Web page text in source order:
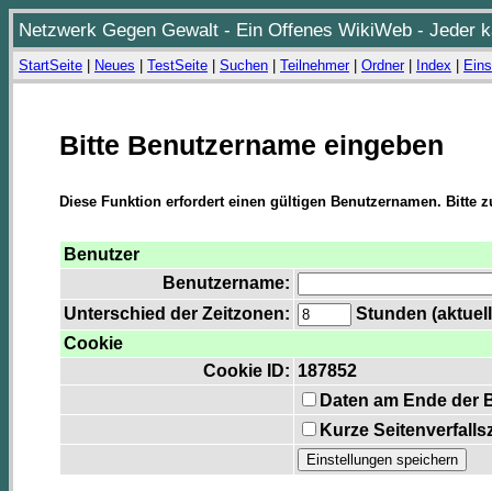
Netzwerk Gegen Gewalt - Ein Offenes WikiWeb - Jeder
StartSeite Neues TestSeite Suchen Teilnehmer| Ordner| Index
Bitte Benutzername eingeben
Diese Funktion erfordert einen gültigen Benutzernamen. Bitte
Benutzer
Benutzername:
Unterschied der Zeitzonen:
Stunden
Cookie
Cookie ID: 187852
Daten am Ende der
Kurze